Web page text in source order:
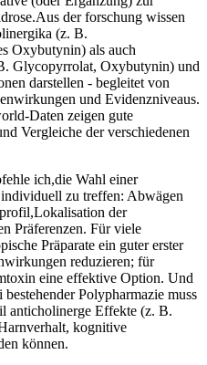
der⁢ forschung wissen
(z. ⁤B.⁣
Oxybutynin) ‌als auch
Glycopyrrolat, Oxybutynin) und
darstellen ‌- begleitet ⁣von
und Evidenzniveaus.
zeigen⁤ gute‍
Vergleiche der verschiedenen⁢
ich,die Wahl einer‌
zu⁣ treffen:​ Abwägen
der
Präferenzen.⁢ Für⁢ viele
Präparate ein guter erster
reduzieren; ⁤für‍
eine effektive Option. Und
Polypharmazie‌ muss
anticholinerge ‌Effekte‍ (z. ‌B.
kognitive
können.